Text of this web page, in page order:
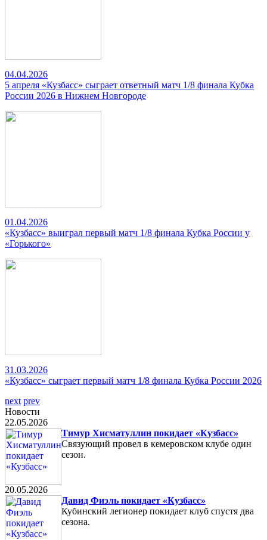
04.04.2026
5 апреля «Кузбасс» сыграет ответный матч 1/8 финала Кубка
России 2026 в Нижнем Новгороде
01.04.2026
«Кузбасс» выиграл первый матч 1/8 финала Кубка России у
«Горького»
31.03.2026
«Кузбасс» сыграет первый матч 1/8 финала Кубка России 2026
next prev
Новости
22.05.2026
Тимур Хисматуллин покидает «Кузбасс»
Связующий провел в кемеровском клубе один
сезон.
20.05.2026
Давид Фиэль покидает «Кузбасс»
Кубинский легионер покидает клуб спустя два
сезона.